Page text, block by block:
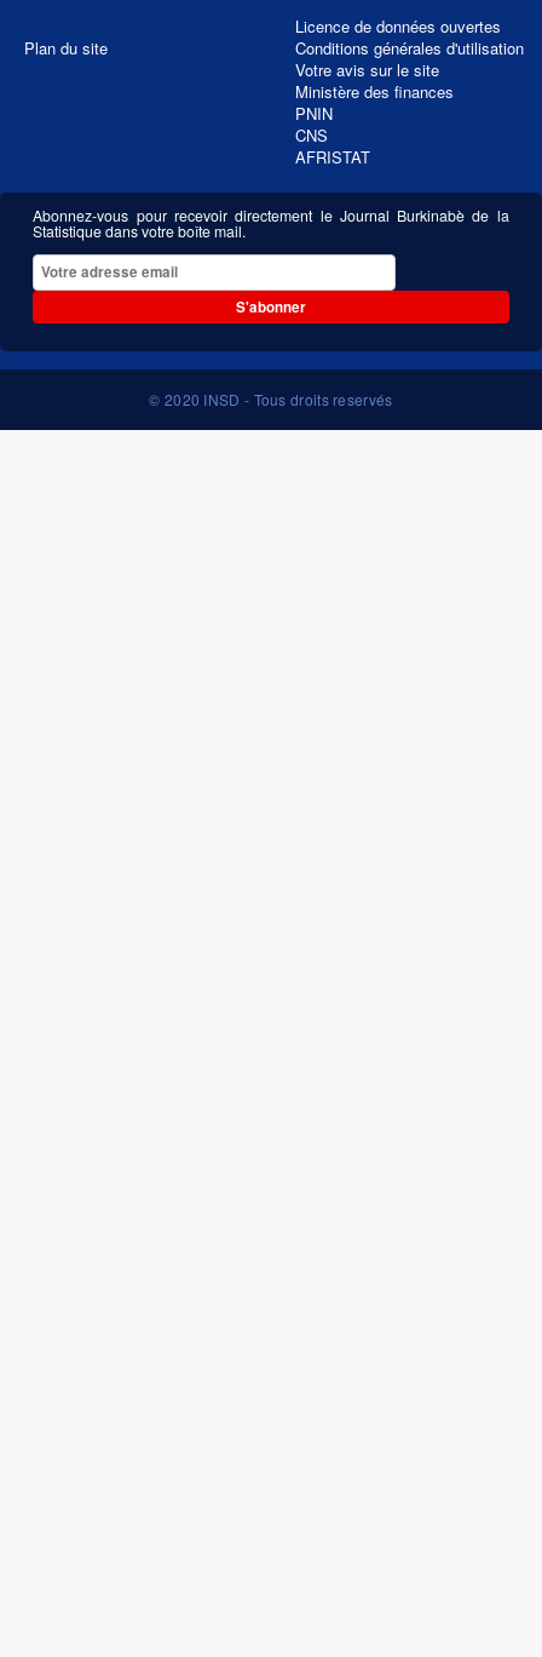
Plan du site
Licence de données ouvertes
Conditions générales d'utilisation
Votre avis sur le site
Ministère des finances
PNIN
CNS
AFRISTAT
Abonnez-vous pour recevoir directement le Journal Burkinabè de la
Statistique dans votre boîte mail.
S'abonner
© 2020 INSD - Tous droits reservés